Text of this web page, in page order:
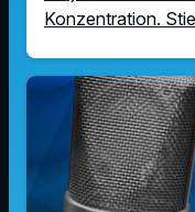
Konzentration.